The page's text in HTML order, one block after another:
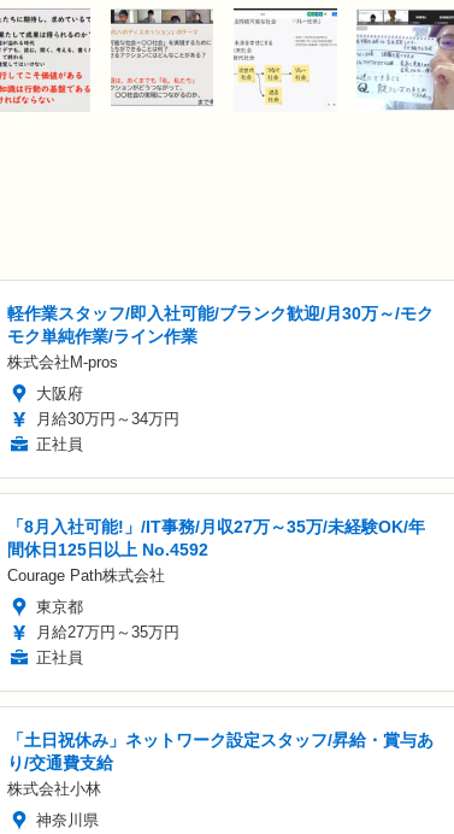
軽作業スタッフ/即入社可能/ブランク歓迎/月30万～/モク
モク単純作業/ライン作業
株式会社M-pros
大阪府
月給30万円～34万円
正社員
「8月入社可能!」/IT事務/月収27万～35万/未経験OK/年
間休日125日以上 No.4592
Courage Path株式会社
東京都
月給27万円～35万円
正社員
「土日祝休み」ネットワーク設定スタッフ/昇給・賞与あ
り/交通費支給
株式会社小林
神奈川県